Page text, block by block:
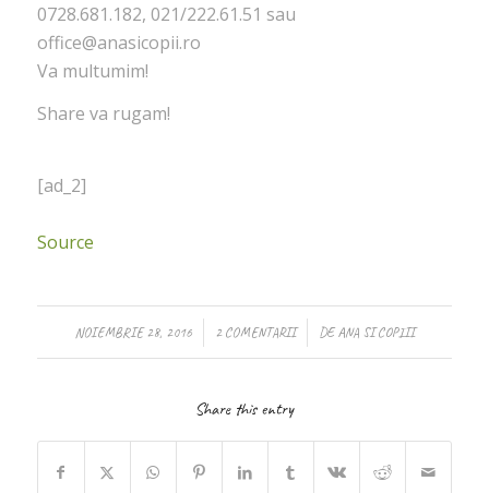
0728.681.182, 021/222.61.51 sau
office@anasicopii.ro
Va multumim!
Share va rugam!
[ad_2]
Source
NOIEMBRIE 28, 2016
/ 2 COMENTARII
/ DEANA SI COPIII
Share this entry